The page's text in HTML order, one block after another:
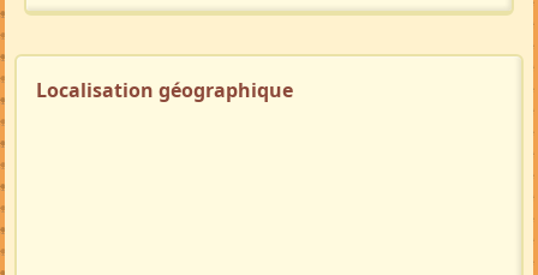
Localisation géographique